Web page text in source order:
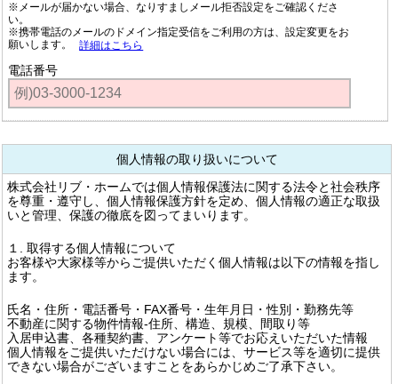
※メールが届かない場合、なりすましメール拒否設定をご確認くださ
い。
※携帯電話のメールのドメイン指定受信をご利用の方は、設定変更をお
願いします。
詳細はこちら
電話番号
個人情報の取り扱いについて
株式会社リブ・ホームでは個人情報保護法に関する法令と社会秩序
を尊重・遵守し、個人情報保護方針を定め、個人情報の適正な取扱
いと管理、保護の徹底を図ってまいります。
１. 取得する個人情報について
お客様や大家様等からご提供いただく個人情報は以下の情報を指し
ます。
氏名・住所・電話番号・FAX番号・生年月日・性別・勤務先等
不動産に関する物件情報-住所、構造、規模、間取り等
入居申込書、各種契約書、アンケート等でお応えいただいた情報
個人情報をご提供いただけない場合には、サービス等を適切に提供
できない場合がございますことをあらかじめご了承下さい。